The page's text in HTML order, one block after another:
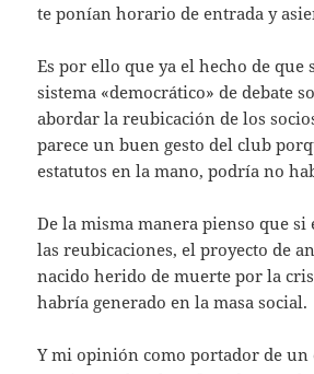
te ponían horario de entrada y
Es por ello que ya el hecho de que
sistema «democrático» de debate
abordar la reubicación de los
parece un buen gesto del club
estatutos en la mano, podría no
De la misma manera pienso que
las reubicaciones, el proyecto de
nacido herido de muerte por la
habría generado en la masa social.
Y mi opinión como portador de un